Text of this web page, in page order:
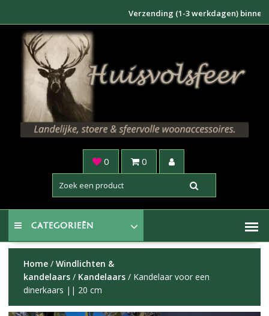
inhoud
Verzending (1-3 werkdagen) binnen NL
0 0
CATEGORIEËN
Home/ Windlichten &
kandelaars/ Kandelaars/ Kandelaar voor een
dinerkaars || 20 cm